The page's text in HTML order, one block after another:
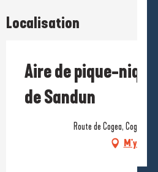
Localisation
Aire de pique-nique
de Sandun
Route de Cogea, Cogea,
M'y